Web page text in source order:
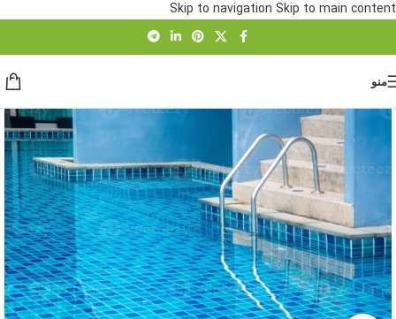
Skip to navigation Skip to main content
منو